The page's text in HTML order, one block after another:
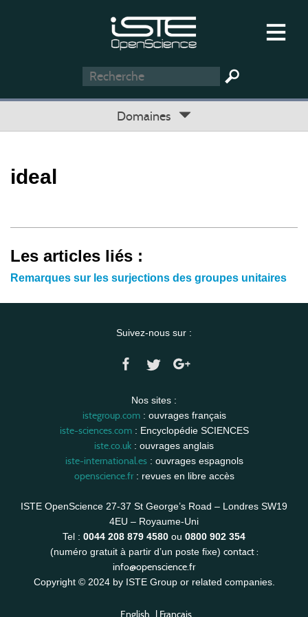
Domaines
ideal
Les articles liés :
Remarques sur les surjections des groupes unitaires
Suivez-nous sur :
Nos sites :
istegroup.com: ouvrages français
iste-sciences.com: Encyclopédie SCIENCES
iste.co.uk : ouvrages anglais
iste-international.es: ouvrages espagnols
openscience.fr: revues en libre accès
ISTE OpenScience 27-37 St George’s Road – Londres SW19
4EU – Royaume-Uni
Tel : 0044 208 879 4580 ou 0800 902 354
(numéro gratuit à partir d’un poste fixe) contact :
info@openscience.fr
Copyright © 2024 by ISTE Group or related companies.
English | Français